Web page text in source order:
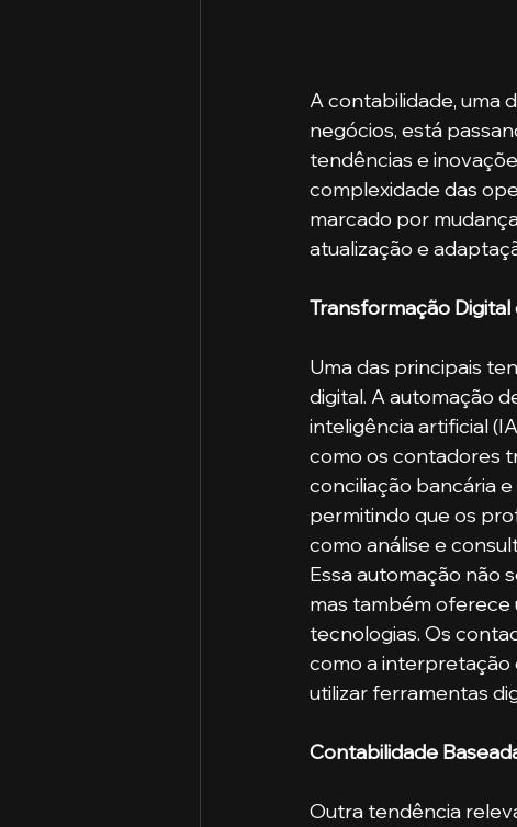
A contabilidade, uma
negócios, está
tendências e
complexidade das
marcado por
atualização e
Transformação
Uma das principais
digital. A automação
inteligência artificial
como os contadores
conciliação bancária
permitindo que os
como análise e
Essa automação não
mas também oferece
tecnologias. Os
como a interpretação
utilizar ferramentas
Contabilidade
Outra tendência